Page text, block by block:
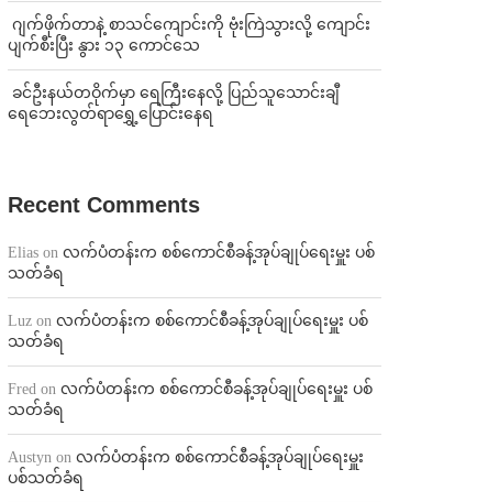
⁨⁩ ⁨ဂျက်ဖိုက်တာနဲ့ စာသင်ကျောင်းကို ဗုံးကြဲသွားလို့ ကျောင်း
ပျက်စီးပြီး နွား ၁၃ ကောင်သေ
⁩ ⁨ခင်ဦးနယ်တဝိုက်မှာ ရေကြီးနေလို့ ပြည်သူသောင်းချီ
ရေဘေးလွတ်ရာရွှေ့ပြောင်းနေရ
Recent Comments
Elias on လက်ပံတန်းက စစ်ကောင်စီခန့်အုပ်ချုပ်ရေးမှူး ပစ်
သတ်ခံရ
Luz on လက်ပံတန်းက စစ်ကောင်စီခန့်အုပ်ချုပ်ရေးမှူး ပစ်
သတ်ခံရ
Fred on လက်ပံတန်းက စစ်ကောင်စီခန့်အုပ်ချုပ်ရေးမှူး ပစ်
သတ်ခံရ
Austyn on လက်ပံတန်းက စစ်ကောင်စီခန့်အုပ်ချုပ်ရေးမှူး
ပစ်သတ်ခံရ